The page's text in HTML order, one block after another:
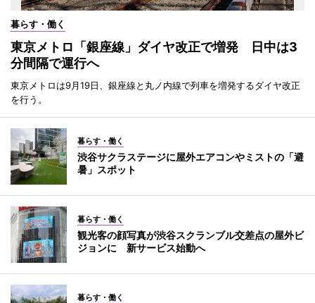
暮らす・働く
東京メトロ「銀座線」ダイヤ改正で増発 日中は3
分間隔で運行へ
東京メトロは9月19日、銀座線と丸ノ内線で列車を増発するダイヤ改正
を行う。
暮らす・働く
渋谷サクラステージに屋外エアコンやミストの「避
暑」スポット
暮らす・働く
観光客の顔写真が渋谷スクランブル交差点の屋外ビ
ジョンに 新サービス始動へ
暮らす・働く